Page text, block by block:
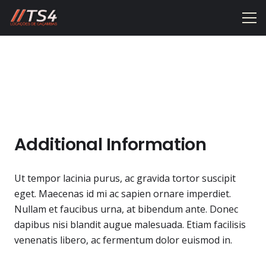
Additional Information
Ut tempor lacinia purus, ac gravida tortor suscipit
eget. Maecenas id mi ac sapien ornare imperdiet.
Nullam et faucibus urna, at bibendum ante. Donec
dapibus nisi blandit augue malesuada. Etiam facilisis
venenatis libero, ac fermentum dolor euismod in.